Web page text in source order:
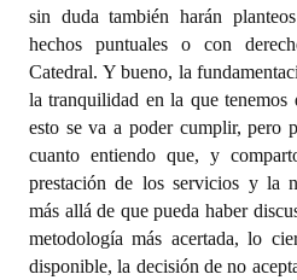
sin duda también harán
hechos puntuales o con
Catedral. Y bueno, la
la tranquilidad en la que
esto se va a poder cumplir, pero
cuanto entiendo que, y
prestación de los servicios y la
más allá de que pueda haber
metodología más acertada, lo
disponible, la decisión de no